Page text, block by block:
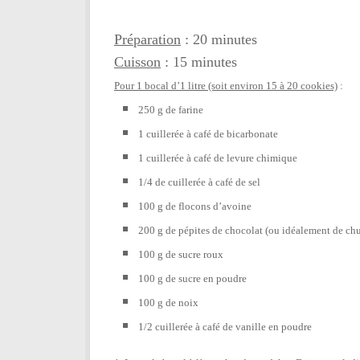
Préparation : 20 minutes
Cuisson : 15 minutes
Pour 1 bocal d’1 litre (soit environ 15 à 20 cookies) :
250 g de farine
1 cuillerée à café de bicarbonate
1 cuillerée à café de levure chimique
1/4 de cuillerée à café de sel
100 g de flocons d’avoine
200 g de pépites de chocolat (ou idéalement de
100 g de sucre roux
100 g de sucre en poudre
100 g de noix
1/2 cuillerée à café de vanille en poudre